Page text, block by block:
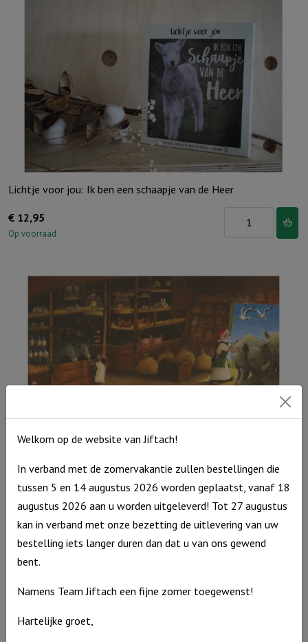
Lichtje voor jou: Ik ben een schaapje van de Heer
€ 12,95
Op voorraad
Lichtje
een
schaapje
van
de
Heer
Houten puzzel Prentenbijbel – Noach, MTC 48 st
12,95
Op voorraad
Houten
puzzel
Prentenbijbel
MTC
Welkom op de website van Jiftach!
In verband met de zomervakantie zullen bestellingen die
tussen 5 en 14 augustus 2026 worden geplaatst, vanaf 18
augustus 2026 aan u worden uitgeleverd! Tot 27 augustus
kan in verband met onze bezetting de uitlevering van uw
bestelling iets langer duren dan dat u van ons gewend
bent.
Namens Team Jiftach een fijne zomer toegewenst!
Hartelijke groet,